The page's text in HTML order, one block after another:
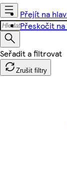
Přejít na
Přeskočit na
Zrušit filtry